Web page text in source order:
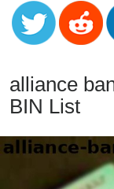
Card
Validator
Card
Generator
Random
Credit
Card
Generator
alliance
BIN List